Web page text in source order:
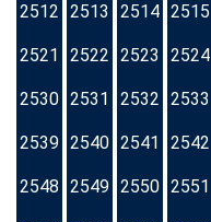
2512 2513 2514 2515
2521 2522 2523 2524
2530 2531 2532 2533
2539 2540 2541 2542
2548 2549 2550 2551